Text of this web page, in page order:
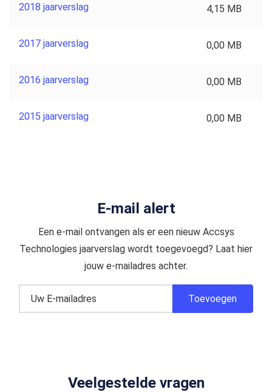
2018 jaarverslag 4,15 MB
2017 jaarverslag 0,00 MB
2016 jaarverslag 0,00 MB
2015 jaarverslag 0,00 MB
E-mail alert
Een e-mail ontvangen als er een nieuw Accsys
Technologies jaarverslag wordt toegevoegd? Laat hier
jouw e-mailadres achter.
Veelgestelde vragen